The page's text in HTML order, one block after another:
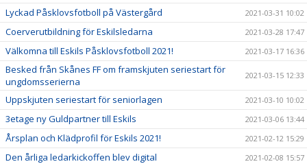
Lyckad Påsklovsfotboll på Västergård 2021-03-31 10:02
Coerverutbildning för Eskilsledarna 2021-03-28 17:47
Välkomna till Eskils Påsklovsfotboll 2021! 2021-03-17 16:36
Besked från Skånes FF om framskjuten seriestart för
ungdomsserierna
2021-03-15 12:33
Uppskjuten seriestart för seniorlagen 2021-03-10 10:02
3etage ny Guldpartner till Eskils 2021-03-06 13:44
Årsplan och Klädprofil för Eskils 2021! 2021-02-12 15:29
Den årliga ledarkickoffen blev digital 2021-02-08 15:57